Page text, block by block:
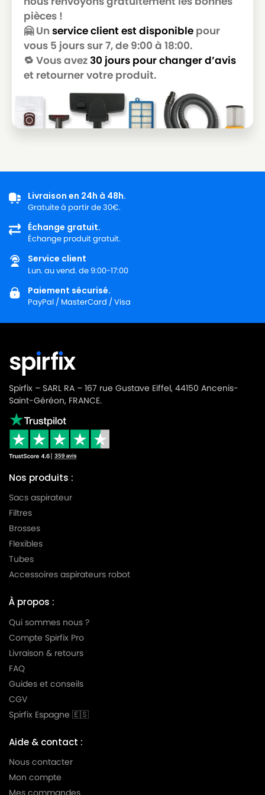
MIELE
MIELE
MIELE ALLERGY CONTROL S400
MIELE
MIELE ALLERGY CONTROL S5381
MIELE ALLERGY CONTROL S600
MIELE
MIELE ALLERGY HEPA
MIELE
MIELE ALLERGY HEPA PLUSS718
MIELE
MIELE ALLERGY STOP
MIELE ALLERGYCO S157
MIELE
MIELE ALLERVAC
MIELE
MIELE ALLERVAC HEPA PLUS
MIELE
MIELE ALLERVAC S700
MIELE
MIELE ALLERVAC S800
MIELE
MIELE ALLERVAC SENSOR
MIELE
MIELE ALLERVAC SENSOR 2000
MIELE
MIELE ALU LIMITED EDITION
MIELE
MIELE
MIELE
MIELE ALUMINIUM
MIELE
MIELE
MIELE AMBIANTE
MIELE
MIELE AMBIENTE
MIELE
MIELE
MIELE
MIELE ANIVERSARIO
MIELE
MIELE ANNIVERSARY
MIELE
MIELE ANNIVERSARY 100
pièces !
🤗 Un service client est disponible pour
vous 5 jours sur 7, de 9:00 à 18:00.
🔁 Vous avez30 jours pour changer d’avis
et retourner votre produit.
Livraison en 24h à 48h.
Gratuite à partir de 30€.
Échange gratuit.
Échange produit gratuit.
Service client
Lun. au vend. de 9:00-17:00
Paiement sécurisé.
PayPal / MasterCard / Visa
Spirfix – SARL RA – 167 rue Gustave Eiffel, 44150 Ancenis-
Saint-Géréon, FRANCE.
Nos produits :
Sacs aspirateur
Filtres
Brosses
Flexibles
Tubes
Accessoires aspirateurs robot
À propos :
Qui sommes nous ?
Compte Spirfix Pro
Livraison & retours
FAQ
Guides et conseils
CGV
Spirfix Espagne 🇪🇸
Aide & contact :
Nous contacter
Mon compte